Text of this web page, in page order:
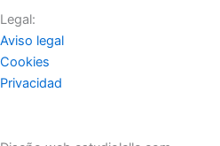
Legal:
Aviso legal
Cookies
Privacidad